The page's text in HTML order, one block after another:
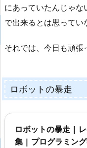
にあっていたんじゃな
で出来るとは思ってい
それでは、今日も頑張
ロボットの暴走
ロボットの暴走 |
集 | プログラミン